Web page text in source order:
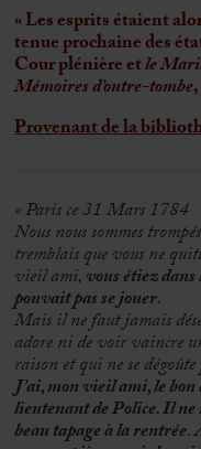
« Les esprits étaient
tenue prochaine des
Cour plénière etle
Mémoires d’outre-tombe
Provenant de la
«Paris ce 31 Mars 1784
Nous nous sommes
tremblais que vous ne
vieil ami,vous étiez
pouvait pas se jouer.
Mais il ne faut jamais
adore ni de voir vaincre
raison et qui ne se
J’ai, mon vieil ami, le
lieutenant de Police. Il
beau tapage à la rentrée.